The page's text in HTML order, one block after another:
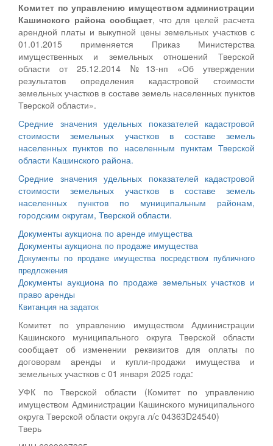
Комитет по управлению имуществом администрации
Кашинского района сообщает, что для целей расчета
арендной платы и выкупной цены земельных участков с
01.01.2015 применяется Приказ Министерства
имущественных и земельных отношений Тверской
области от 25.12.2014 №13-нп «Об утверждении
результатов определения кадастровой стоимости
земельных участков в составе земель населенных пунктов
Тверской области».
Средние значения удельных показателей кадастровой
стоимости земельных участков в составе земель
населенных пунктов по населенным пунктам Тверской
области Кашинского района.
Cредние значения удельных показателей кадастровой
стоимости земельных участков в составе земель
населенных пунктов по муниципальным районам,
городским округам, Тверской области.
Документы аукциона по аренде имущества
Документы аукциона по продаже имущества
Документы по продаже имущества посредством публичного
предложения
Документы аукциона по продаже земельных участков и
право аренды
Квитанция на задаток
Комитет по управлению имуществом Администрации
Кашинского муниципального округа Тверской области
сообщает об изменении реквизитов для оплаты по
договорам аренды и купли-продажи имущества и
земельных участков с 01 января 2025 года:
УФК по Тверской области (Комитет по управлению
имуществом Администрации Кашинского муниципального
округа Тверской области округа л/с 04363D24540)
Тверь